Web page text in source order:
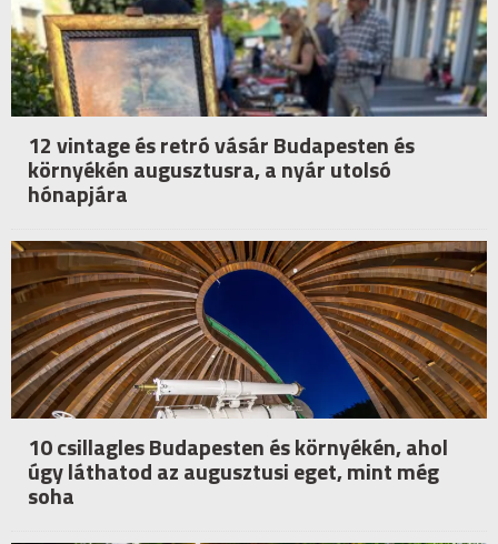
12 vintage és retró vásár Budapesten és
környékén augusztusra, a nyár utolsó
hónapjára
10 csillagles Budapesten és környékén, ahol
úgy láthatod az augusztusi eget, mint még
soha